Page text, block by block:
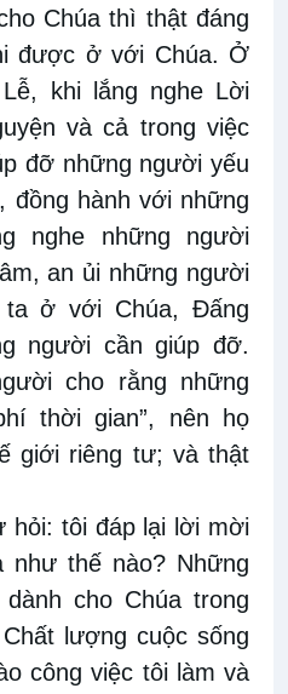
Chúa thì thật đáng
được ở với Chúa. Ở
khi lắng nghe Lời
và cả trong việc
đỡ những người yếu
đồng hành với những
nghe những người
an ủi những người
ở với Chúa, Đấng
người cần giúp đỡ.
cho rằng những
thời gian”, nên họ
giới riêng tư; và thật
hỏi: tôi đáp lại lời mời
như thế nào? Những
cho Chúa trong
lượng cuộc sống
công việc tôi làm và